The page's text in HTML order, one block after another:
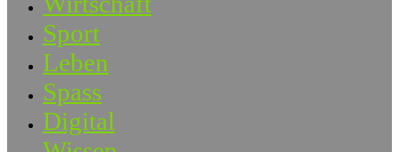
Sport
Leben
Spass
Digital